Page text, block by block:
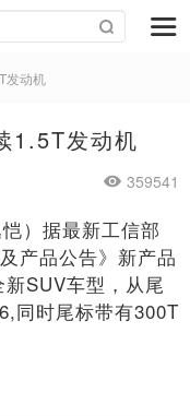
发动机
1.5T发动机
359541
）据最新工信部
产品公告》新产品
SUV车型，从尾
同时尾标带有300T